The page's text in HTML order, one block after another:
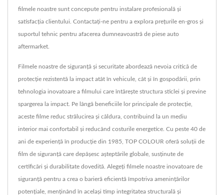
filmele noastre sunt concepute pentru instalare profesională și
satisfacția clientului. Contactați-ne pentru a explora prețurile en-gros și
suportul tehnic pentru afacerea dumneavoastră de piese auto
aftermarket.
Filmele noastre de siguranță și securitate abordează nevoia critică de
protecție rezistentă la impact atât în vehicule, cât și în gospodării, prin
tehnologia inovatoare a filmului care întărește structura sticlei și previne
spargerea la impact. Pe lângă beneficiile lor principale de protecție,
aceste filme reduc strălucirea și căldura, contribuind la un mediu
interior mai confortabil și reducând costurile energetice. Cu peste 40 de
ani de experiență în producție din 1985, TOP COLOUR oferă soluții de
film de siguranță care depășesc așteptările globale, susținute de
certificări și durabilitate dovedită. Alegeți filmele noastre inovatoare de
siguranță pentru a crea o barieră eficientă împotriva amenințărilor
potențiale, menținând în același timp integritatea structurală și